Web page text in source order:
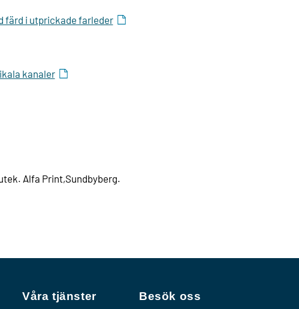
färd i utprickade farleder
kanaler
Alfa Print,Sundbyberg.
Våra tjänster Besök oss